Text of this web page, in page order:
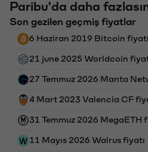
Paribu'da daha
Son gezilen geçmiş fiyatlar
6 Haziran 2019 Bitcoin fiyatı
21 june 2025 Worldcoin
27 Temmuz 2026 Manta
4 Mart 2023 Valencia CF
31 Temmuz 2026 MegaETH
11 Mayıs 2026 Walrus fiyatı